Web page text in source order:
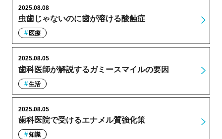
虫歯じゃないのに歯が溶ける酸蝕症
2025.08.08
医療
歯科医師が解説するガミースマイルの要因
2025.08.05
生活
歯科医院で受けるエナメル質強化策
2025.08.05
知識